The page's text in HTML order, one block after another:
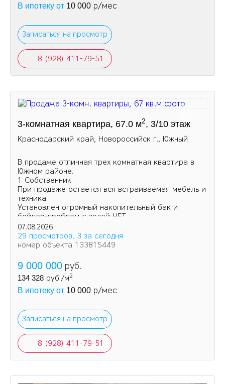
В ипотеку от 10 000 р/мес
Записаться на просмотр
8 (928) 411-79-51
3-комнатная квартира, 67.0 м2, 3/10 этаж
Краснодарский край, Новороссийск г., Южный
В продаже отличная трех комнатная квартира в
Южном районе.
1 Собственник
При продаже остается вся встраиваемая мебель и
техника.
Установлен огромный накопительный бак и
бойлер-проблем с водой НЕТ.
Увеличена площадь кухни и одной из комнат за
счет балконов.
07.08.2026
29 просмотров, 3 за сегодня
номер объекта 133815449
9 000 000 руб.
134 328 руб./м2
В ипотеку от 10 000 р/мес
Записаться на просмотр
8 (928) 411-79-51